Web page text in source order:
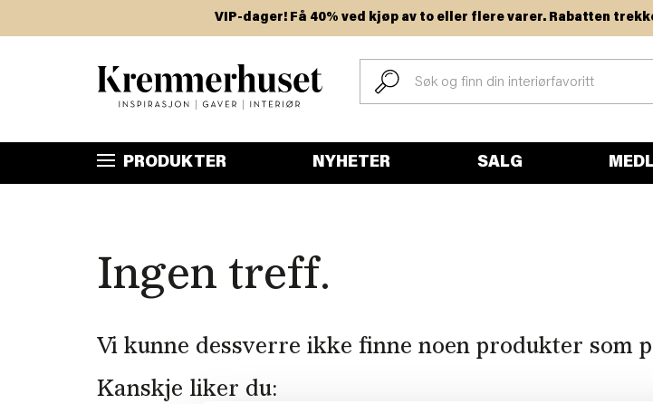
til
VIP-dager! Få 40% ved kjøp av to eller flere varer. Rabatten
PRODUKTER NYHETER SALG
Ingen treff.
Vi kunne dessverre ikke finne noen produkter som
Kanskje liker du: